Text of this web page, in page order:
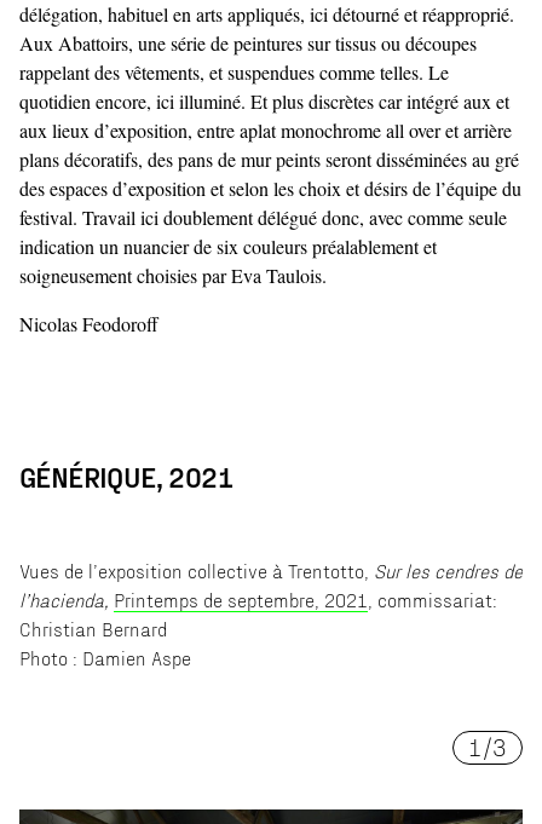
délégation, habituel en arts appliqués, ici détourné et réapproprié.
Aux Abattoirs, une série de peintures sur tissus ou découpes
rappelant des vêtements, et suspendues comme telles. Le
quotidien encore, ici illuminé. Et plus discrètes car intégré aux et
aux lieux d’exposition, entre aplat monochrome all over et arrière
plans décoratifs, des pans de mur peints seront disséminées au gré
des espaces d’exposition et selon les choix et désirs de l’équipe du
festival. Travail ici doublement délégué donc, avec comme seule
indication un nuancier de six couleurs préalablement et
soigneusement choisies par Eva Taulois.
Nicolas Feodoroff
GÉNÉRIQUE, 2021
Vues de l’exposition collective à Trentotto, Sur les cendres de
l’hacienda, Printemps de septembre, 2021
, commissariat:
Christian Bernard
Photo : Damien Aspe
1 /3